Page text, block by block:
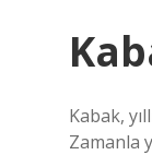
Kabak,
Zamanla